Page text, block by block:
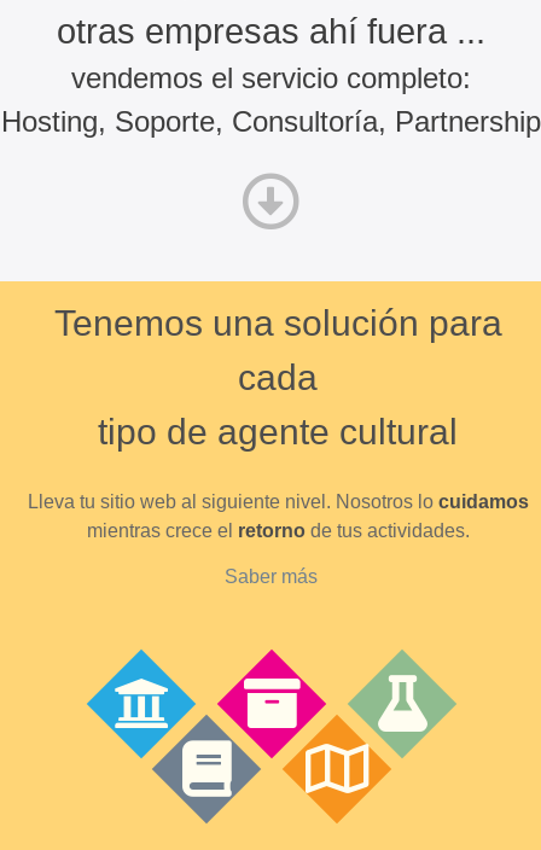
otras empresas ahí fuera ...
vendemos el servicio completo:
Hosting, Soporte, Consultoría, Partnership
Tenemos una solución para
cada
tipo de agente cultural
Lleva tu sitio web al siguiente nivel. Nosotros lo cuidamos
mientras crece el retornode tus actividades.
Saber más